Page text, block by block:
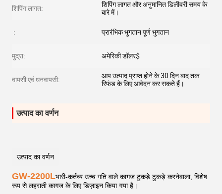
शिपिंग लागत:
शिपिंग लागत और अनुमानित डिलीवरी समय के
बारे में।
: प्रारंभिक भुगतान पूर्ण भुगतान
मुद्रा: अमेरिकी डॉलर$
वापसी एवं धनवापसी:
आप उत्पाद प्राप्त होने के 30 दिन बाद तक
रिफंड के लिए आवेदन कर सकते हैं।
उत्पाद का वर्णन
उत्पाद का वर्णन
GW-2200Lभारी-कर्तव्य उच्च गति वाले कागज टुकड़े टुकड़े करनेवाला, विशेष
रूप से लहराती कागज के लिए डिज़ाइन किया गया है।